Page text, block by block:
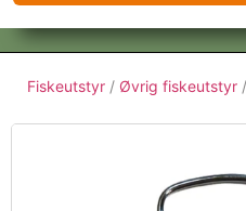
Fiskeutstyr / Øvrig fiskeutstyr